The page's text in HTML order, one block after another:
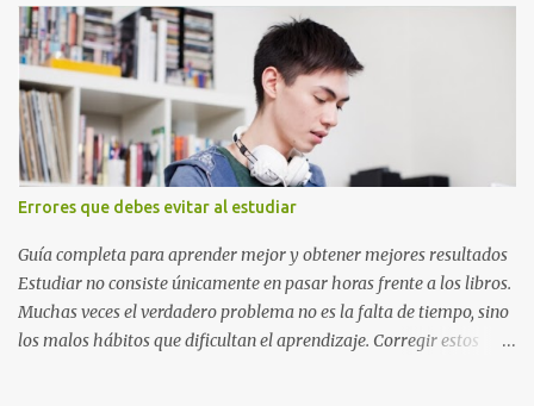
compartir el enlace de este artículo para que así como a ti también
ellos se puedan guiar con esta explicación. Los datos esenciales
para una portada para presentar un trabajo escrito a mano o
impreso son los siguientes y en este orden: Nombre de la escuela o
del instituto (Es muy importante este dato) Título del trabajo
(Puede ser: Ensayo sobre la lectura, o Informe de computación)
Nombre completo del alumno que va a presentar dicho trabajo
escrito La clase, materia ó asignatura Grupo Nombre del maestro
o catedrático Ciudad y fecha...
Errores que debes evitar al estudiar
Guía completa para aprender mejor y obtener mejores resultados
Estudiar no consiste únicamente en pasar horas frente a los libros.
Muchas veces el verdadero problema no es la falta de tiempo, sino
los malos hábitos que dificultan el aprendizaje. Corregir estos